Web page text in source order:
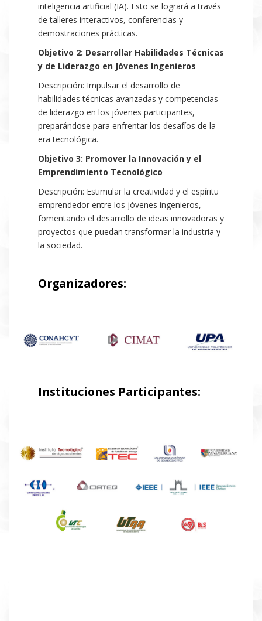
inteligencia artificial (IA). Esto se logrará a través
de talleres interactivos, conferencias y
demostraciones prácticas.
Objetivo 2: Desarrollar Habilidades Técnicas
y de Liderazgo en Jóvenes Ingenieros
Descripción: Impulsar el desarrollo de
habilidades técnicas avanzadas y competencias
de liderazgo en los jóvenes participantes,
preparándose para enfrentar los desafíos de la
era tecnológica.
Objetivo 3: Promover la Innovación y el
Emprendimiento Tecnológico
Descripción: Estimular la creatividad y el espíritu
emprendedor entre los jóvenes ingenieros,
fomentando el desarrollo de ideas innovadoras y
proyectos que puedan transformar la industria y
la sociedad.
Organizadores:
Instituciones Participantes: